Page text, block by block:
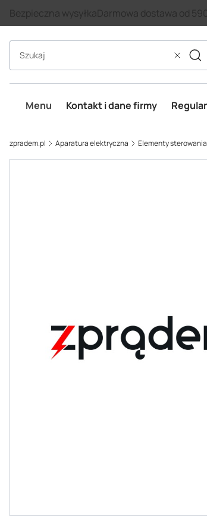
Bezpieczna wysyłkaDarmowa dostawa od
Wyczyść
Menu Kontakt i dane firmy
zpradem.pl Aparatura elektryczna Elementy